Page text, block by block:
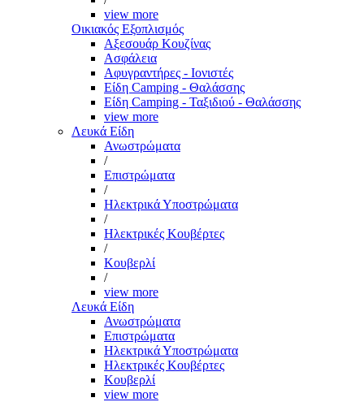
view more
Οικιακός Εξοπλισμός
Αξεσουάρ Κουζίνας
Ασφάλεια
Αφυγραντήρες - Ιονιστές
Είδη Camping - Θαλάσσης
Είδη Camping - Ταξιδιού - Θαλάσσης
view more
Λευκά Είδη
Ανωστρώματα
/
Επιστρώματα
/
Ηλεκτρικά Υποστρώματα
/
Ηλεκτρικές Κουβέρτες
/
Κουβερλί
/
view more
Λευκά Είδη
Ανωστρώματα
Επιστρώματα
Ηλεκτρικά Υποστρώματα
Ηλεκτρικές Κουβέρτες
Κουβερλί
view more